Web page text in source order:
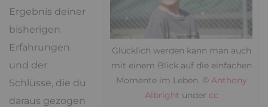
Glücklich werden kann man auch
mit einem Blick auf die einfachen
Momente im Leben. © Anthony
Albright under cc
Ergebnis deiner
bisherigen
Erfahrungen
und der
Schlüsse, die du
daraus gezogen